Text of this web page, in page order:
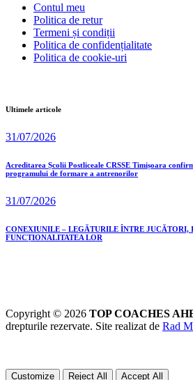
Contul meu
Politica de retur
Termeni și condiții
Politica de confidențialitate
Politica de cookie-uri
Ultimele articole
31/07/2026
Acreditarea Școlii Postliceale CRSSE Timișoara
programului de formare a antrenorilor
31/07/2026
CONEXIUNILE – LEGĂTURILE ÎNTRE JUCĂTORI,
FUNCȚIONALITATEA LOR
Copyright © 2026 TOP COACHES
drepturile rezervate. Site realizat de Rad
Customize Reject All Accept All